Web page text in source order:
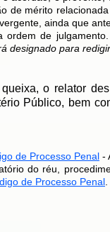
de mérito
ainda que
ordem de
designado para
o relator
Público, bem
de Processo Penal -
do réu,
de Processo Penal